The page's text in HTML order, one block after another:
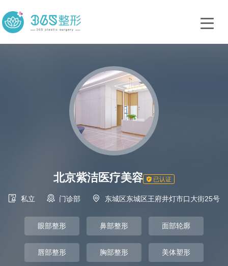
北京紫洁医疗美容  已认证
 私立  门诊部  东城区东城区王府井灯市口大街25号
眼部整形 鼻部整形 面部轮廓
唇部整形 胸部整形 美体塑形